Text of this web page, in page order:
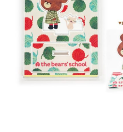
ル・コンサート
コンテンツ(クイズ・